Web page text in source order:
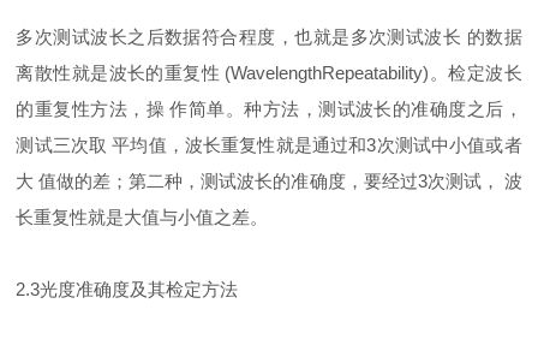
多次测试波长之后数据符合程度，也就是多次测试波长 的数据
离散性就是波长的重复性 (WavelengthRepeatability)。检定波长
的重复性方法，操 作简单。种方法，测试波长的准确度之后，
测试三次取 平均值，波长重复性就是通过和3次测试中小值或者
大 值做的差；第二种，测试波长的准确度，要经过3次测试， 波
长重复性就是大值与小值之差。
2.3光度准确度及其检定方法